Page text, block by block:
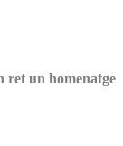
ret un homenatge